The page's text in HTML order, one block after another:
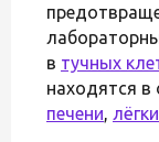
в тучных
находятся в
печени,